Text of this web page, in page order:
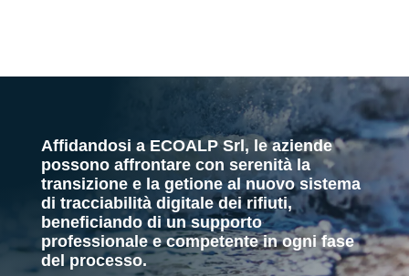
Affidandosi a ECOALP Srl, le aziende
possono affrontare con serenità la
transizione e la getione al nuovo sistema
di tracciabilità digitale dei rifiuti,
beneficiando di un supporto
professionale e competente in ogni fase
del processo.